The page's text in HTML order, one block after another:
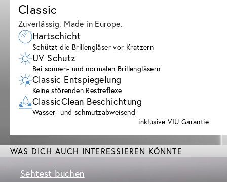
Classic
Zuverlässig. Made in Europe.
Hartschicht
Schützt die Brillengläser vor Kratzern
UV Schutz
Bei sonnen- und normalen Brillengläsern
Classic Entspiegelung
Keine störenden Restreflexe
ClassicClean Beschichtung
Wasser- und schmutzabweisend
inklusive VIU Garantie
WAS DICH AUCH INTERESSIEREN KÖNNTE
Sehtest buchen